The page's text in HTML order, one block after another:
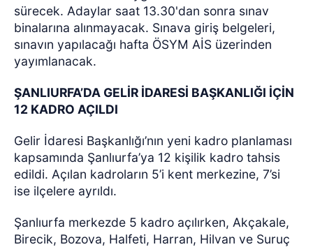
sürecek. Adaylar saat 13.30'dan sonra sınav
binalarına alınmayacak. Sınava giriş belgeleri,
sınavın yapılacağı hafta ÖSYM AİS üzerinden
yayımlanacak.
ŞANLIURFA’DA GELİR İDARESİ BAŞKANLIĞI İÇİN
12 KADRO AÇILDI
Gelir İdaresi Başkanlığı’nın yeni kadro planlaması
kapsamında Şanlıurfa’ya 12 kişilik kadro tahsis
edildi. Açılan kadroların 5’i kent merkezine, 7’si
ise ilçelere ayrıldı.
Şanlıurfa merkezde 5 kadro açılırken, Akçakale,
Birecik, Bozova, Halfeti, Harran, Hilvan ve Suruç